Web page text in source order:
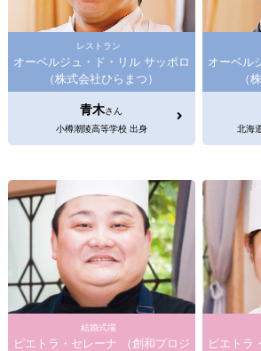
レストラン
オーベルジュ・ド・リル サッポロ
（株式会社ひらまつ）
青木さん
小樽潮陵高等学校 出身
オーベル
（
北海
結婚式場
ピエトラ・セレーナ （創和プロジ
ピエトラ